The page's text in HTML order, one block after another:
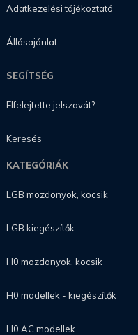
Adatkezelési tájékoztató
Állásajánlat
SEGÍTSÉG
Elfelejtette jelszavát?
Keresés
KATEGÓRIÁK
LGB mozdonyok, kocsik
LGB kiegészítők
H0 mozdonyok, kocsik
H0 modellek - kiegészítők
H0 AC modellek